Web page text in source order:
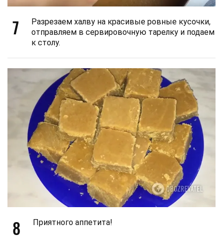
7
Разрезаем халву на красивые ровные кусочки,
отправляем в сервировочную тарелку и подаем
к столу.
8 Приятного аппетита!